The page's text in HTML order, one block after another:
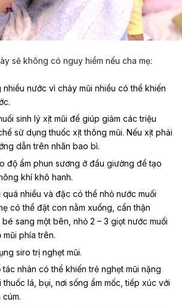
sẽ không có nguy hiểm nếu cha mẹ:
nhiều nước vì chảy mũi nhiều có thể khiến
sinh lý xịt mũi để giúp giảm các triệu
sử dụng thuốc xịt thông mũi. Nếu xịt phải
dẫn trên nhãn bao bì.
độ ẩm phun sương ở đầu giường để tạo
khí khô hanh.
quá nhiều và đặc có thể nhỏ nước muối
có thể đặt con nằm xuống, cẩn thận
sang một bên, nhỏ 2 – 3 giọt nước muối
phía trên.
siro trị nghẹt mũi.
tác nhân có thể khiến trẻ nghẹt mũi nặng
thuốc lá, bụi, nơi sống ẩm mốc, tiếp xúc với